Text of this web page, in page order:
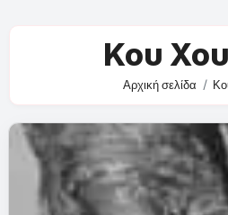
Κου
Αρχική σελίδα